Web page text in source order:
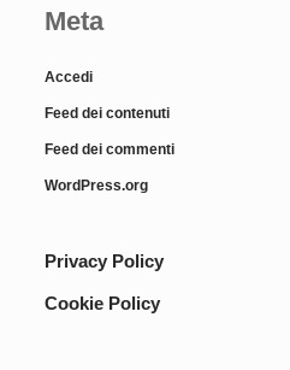
Meta
Accedi
Feed dei contenuti
Feed dei commenti
WordPress.org
Privacy Policy
Cookie Policy